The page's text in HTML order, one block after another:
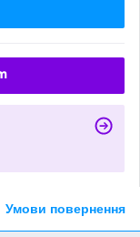
Умови повернення